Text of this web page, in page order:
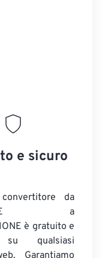
e sicuro
da
a
è gratuito e
su qualsiasi
Garantiamo